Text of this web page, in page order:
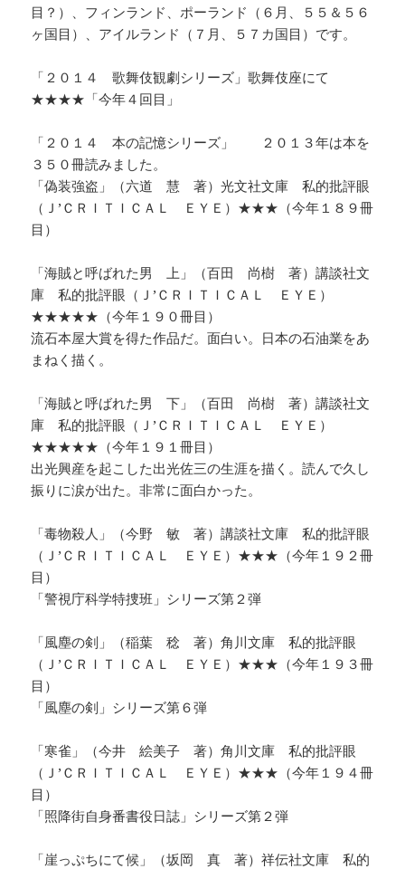
目？）、フィンランド、ポーランド（６月、５５＆５６
ヶ国目）、アイルランド（７月、５７カ国目）です。
「２０１４ 歌舞伎観劇シリーズ」歌舞伎座にて
★★★★「今年４回目」
「２０１４ 本の記憶シリーズ」 ２０１３年は本を
３５０冊読みました。
「偽装強盗」（六道 慧 著）光文社文庫 私的批評眼
（Ｊ’ＣＲＩＴＩＣＡＬ ＥＹＥ）★★★（今年１８９冊
目）
「海賊と呼ばれた男 上」（百田 尚樹 著）講談社文
庫 私的批評眼（Ｊ’ＣＲＩＴＩＣＡＬ ＥＹＥ）
★★★★★（今年１９０冊目）
流石本屋大賞を得た作品だ。面白い。日本の石油業をあ
まねく描く。
「海賊と呼ばれた男 下」（百田 尚樹 著）講談社文
庫 私的批評眼（Ｊ’ＣＲＩＴＩＣＡＬ ＥＹＥ）
★★★★★（今年１９１冊目）
出光興産を起こした出光佐三の生涯を描く。読んで久し
振りに涙が出た。非常に面白かった。
「毒物殺人」（今野 敏 著）講談社文庫 私的批評眼
（Ｊ’ＣＲＩＴＩＣＡＬ ＥＹＥ）★★★（今年１９２冊
目）
「警視庁科学特捜班」シリーズ第２弾
「風塵の剣」（稲葉 稔 著）角川文庫 私的批評眼
（Ｊ’ＣＲＩＴＩＣＡＬ ＥＹＥ）★★★（今年１９３冊
目）
「風塵の剣」シリーズ第６弾
「寒雀」（今井 絵美子 著）角川文庫 私的批評眼
（Ｊ’ＣＲＩＴＩＣＡＬ ＥＹＥ）★★★（今年１９４冊
目）
「照降街自身番書役日誌」シリーズ第２弾
「崖っぷちにて候」（坂岡 真 著）祥伝社文庫 私的